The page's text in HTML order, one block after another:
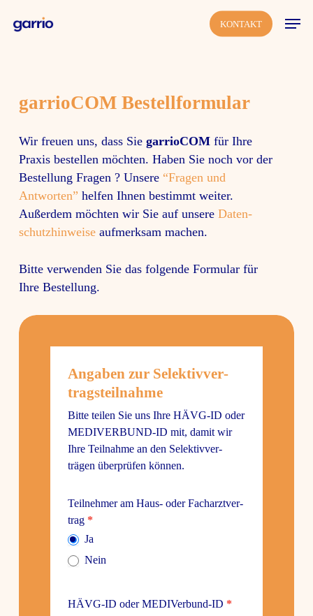
KONTAKT
Menu
garrioCOM Bestell­for­mular
Wir freuen uns, dass Sie garrioCOMfür Ihre
Praxis bestellen möchten. Haben Sie noch vor der
Bestel­lung Fragen ? Unsere “Fragen und
Antworten” helfen Ihnen bestimmt weiter.
Außerdem möchten wir Sie auf unsere Daten­
schutz­hin­weise aufmerksam machen.
Bitte verwenden Sie das folgende Formular für
Ihre Bestel­lung.
garrioCOM
Full
Angaben zur Selek­tiv­ver­
trags­teil­nahme
Bitte teilen Sie uns Ihre HÄVG-ID oder
MEDI­VER­BUND-ID mit, damit wir
Ihre Teil­nahme an den Selek­tiv­ver­
trägen über­prüfen können.
Teil­nehmer am Haus- oder Fach­arzt­ver­
trag *
Ja
Nein
HÄVG-ID oder MEDI­Ver­bund-ID *